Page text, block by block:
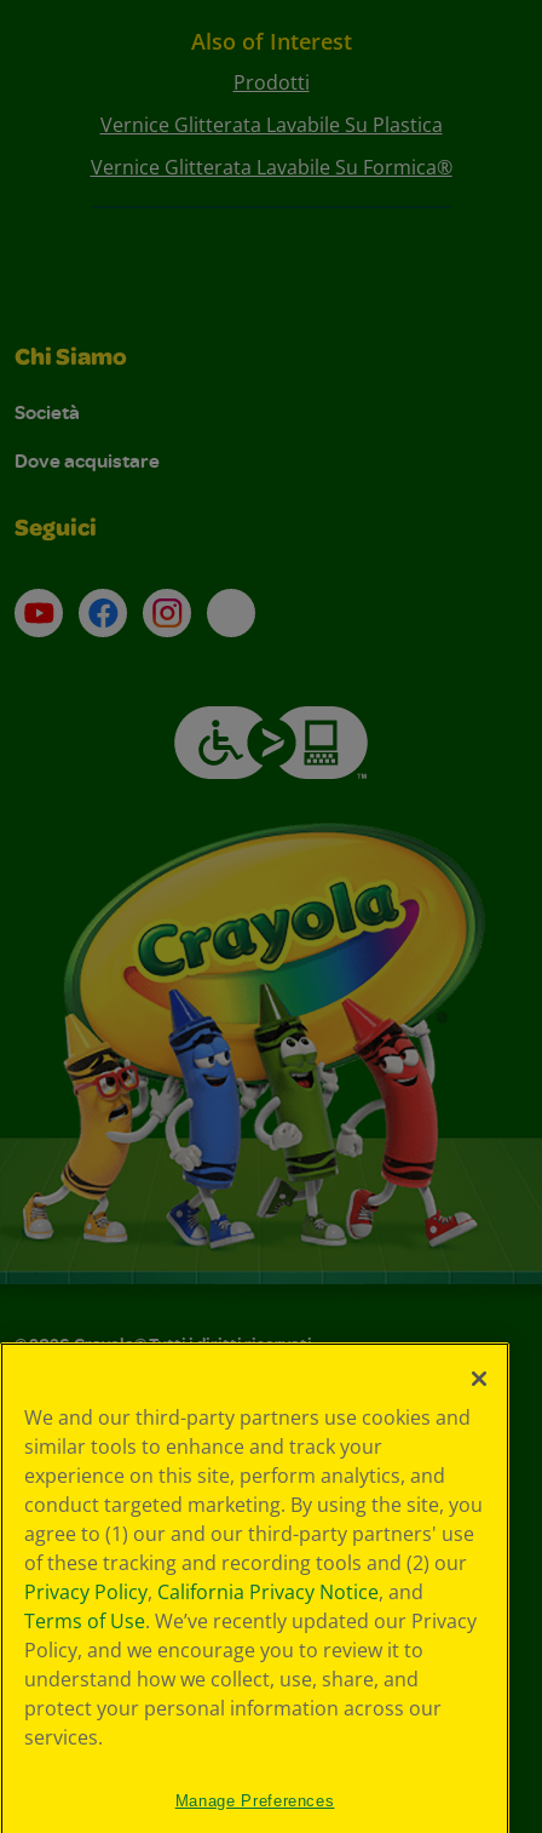
Also of Interest
Prodotti
Vernice Glitterata Lavabile Su Plastica
Vernice Glitterata Lavabile Su Formica®
Chi Siamo
Società
Dove acquistare
Seguici
Su YouTube
ContattiProfilo Instagram
Email
©2026Crayola® Tutti i diritti riservati.
in materia di
privacy
Informativa sulla
privacy
Termini SMS
GDPR
Informativa sulla
privacy di CA
Technologies
Preferenze cookie
Condizioni d'uso
Accessibilità web
Mappa del sito
We and our third-party partners use cookies and
similar tools to enhance and track your
experience on this site, perform analytics, and
conduct targeted marketing. By using the site, you
agree to (1) our and our third-party partners' use
of these tracking and recording tools and (2) our
Privacy Policy, California Privacy Notice, and
Terms of Use. We’ve recently updated our Privacy
Policy, and we encourage you to review it to
understand how we collect, use, share, and
protect your personal information across our
services.
Manage Preferences